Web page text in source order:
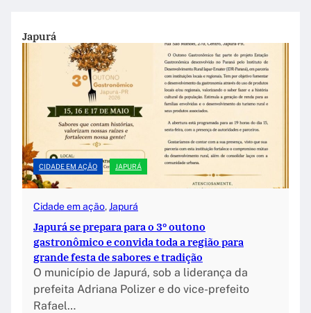
Japurá
CIDADE EM AÇÃO JAPURÁ
Cidade em ação, Japurá
Japurá se prepara para o 3º outono
gastronômico e convida toda a região para
grande festa de sabores e tradição
O município de Japurá, sob a liderança da
prefeita Adriana Polizer e do vice-prefeito
Rafael…